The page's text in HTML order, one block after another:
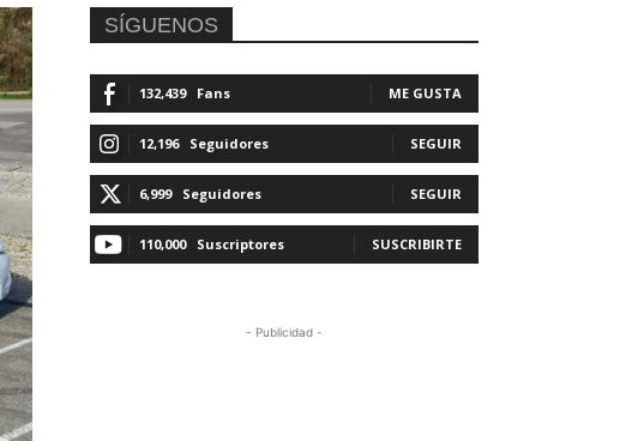
SÍGUENOS
132,439 Fans ME GUSTA
12,196 Seguidores SEGUIR
6,999 Seguidores SEGUIR
110,000 Suscriptores SUSCRIBIRTE
- Publicidad -